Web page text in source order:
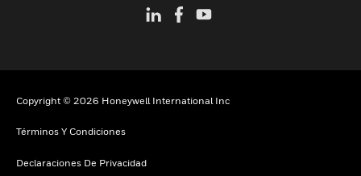
Copyright © 2026 Honeywell International Inc
Términos Y Condiciones
Declaraciones De Privacidad